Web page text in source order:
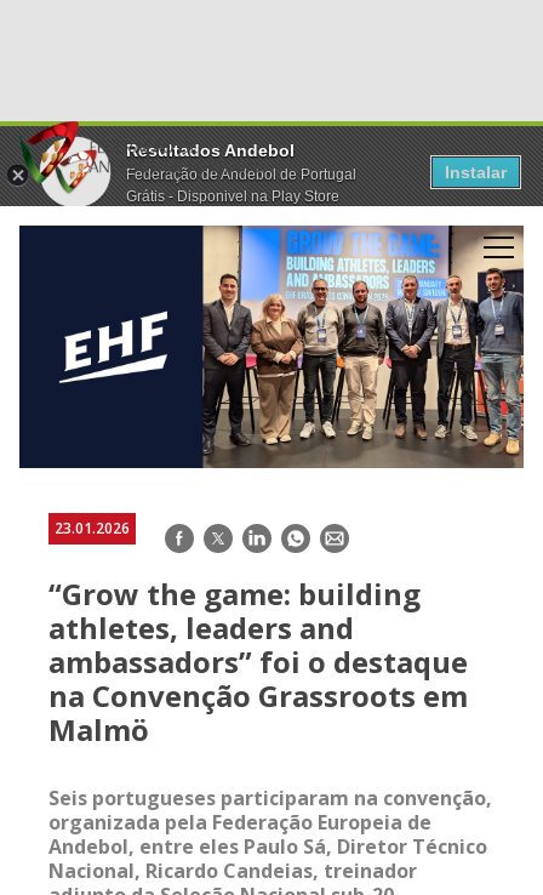
Resultados Andebol
Federação de Andebol de Portugal
Grátis - Disponivel na Play Store
Instalar
23.01.2026 Facebook
TwitterLinkedInWhatsApp
E-
“Grow the game: building
athletes, leaders and
ambassadors” foi o destaque
na Convenção Grassroots em
Malmö
Seis portugueses participaram na convenção,
organizada pela Federação Europeia de
Andebol, entre eles Paulo Sá, Diretor Técnico
Nacional, Ricardo Candeias, treinador